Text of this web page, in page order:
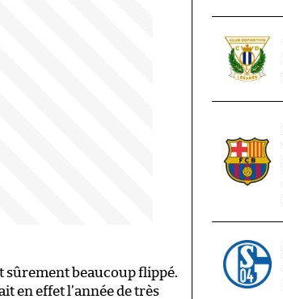
sûrement beaucoup flippé.
en effet l’année de très